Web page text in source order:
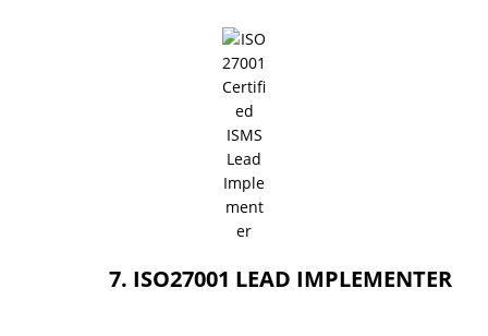
7. ISO27001 LEAD IMPLEMENTER